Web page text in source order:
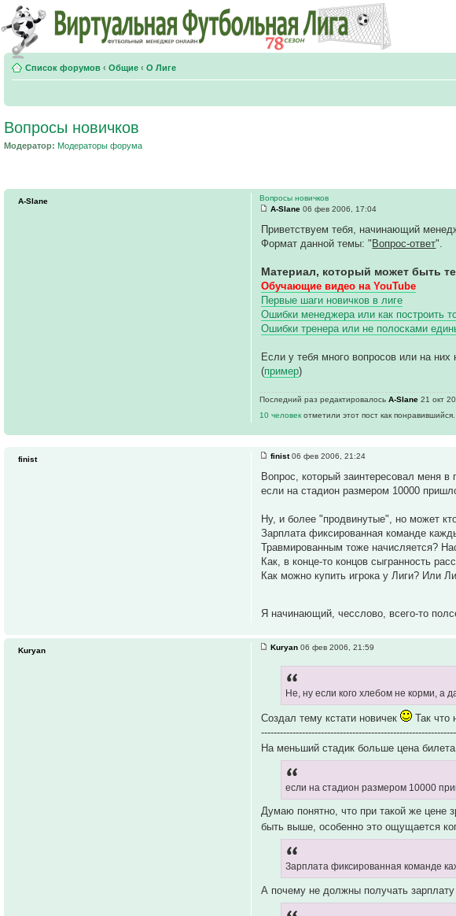
Список форумов ‹ Общие ‹ О Лиге
Вопросы новичков
Модератор: Модераторы форума
Вопросы новичков
A-Slane 06 фев 2006, 17:04
Приветствуем тебя, начинающий
Формат данной темы: "Вопрос-ответ".
Материал, который может быть
Обучающие видео на YouTube
Первые шаги новичков в лиге
Ошибки менеджера или как построить
Ошибки тренера или не полосками
Если у тебя много вопросов или на
(пример)
Последний раз редактировалосьA-Slane 21 окт
10 человекотметили этот пост как понравившийся.
A-Slane
finist06 фев 2006, 21:24
Вопрос, который заинтересовал меня в
если на стадион размером 10000
Ну, и более "продвинутые", но может
Зарплата фиксированная команде
Травмированным тоже начисляется?
Как, в конце-то концов сыгранность
Как можно купить игрока у Лиги? Или
Я начинающий, чесслово, всего-то
finist
Kuryan 06 фев 2006, 21:59
Не, ну если кого хлебом не корми, а
Создал тему кстати новичек
Так что
На меньший стадик больше цена
если на стадион размером 10000
Думаю понятно, что при такой же цене
быть выше, особенно это ощущается
Зарплата фиксированная команде
А почему не должны получать зарплату
Kuryan